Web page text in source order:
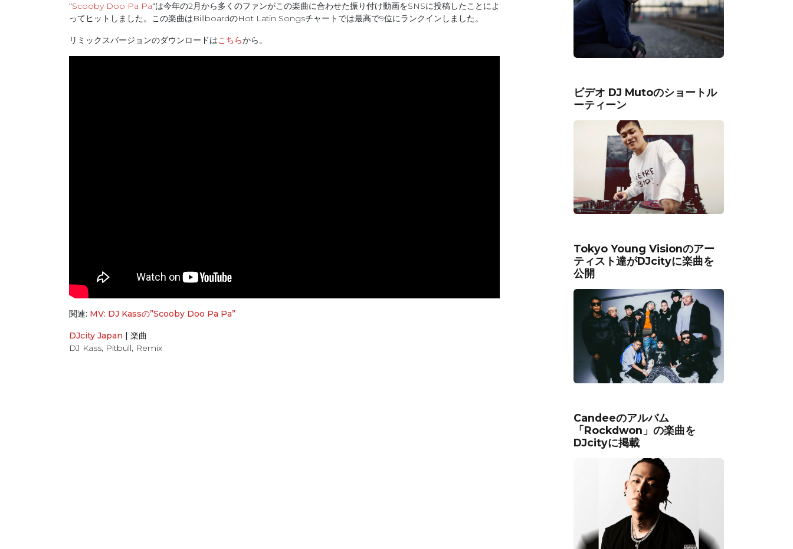
“Scooby Doo Pa Pa“は今年の2月から多くのファンがこの楽曲に合わせた振り付け動画をSNSに投稿したことによ
ってヒットしました。この楽曲はBillboardのHot Latin Songsチャートでは最高で9位にランクインしました。
リミックスバージョンのダウンロードはこちらから。
関連: MV: DJ Kassの”Scooby Doo Pa Pa”
DJcity Japan | 楽曲
DJ Kass, Pitbull, Remix
ビデオ DJ Mutoのショートル
ーティーン
Tokyo Young Visionのアー
ティスト達がDJcityに楽曲を
公開
Candeeのアルバム
「Rockdwon」の楽曲を
DJcityに掲載